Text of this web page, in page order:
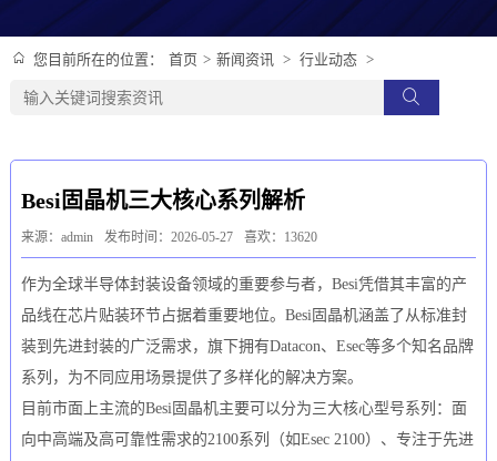
您目前所在的位置： 首页 > 新闻资讯 > 行业动态 >
Besi固晶机三大核心系列解析
来源：admin 发布时间：2026-05-27 喜欢：13620
作为全球半导体封装设备领域的重要参与者，Besi凭借其丰富的产
品线在芯片贴装环节占据着重要地位。Besi固晶机涵盖了从标准封
装到先进封装的广泛需求，旗下拥有Datacon、Esec等多个知名品牌
系列，为不同应用场景提供了多样化的解决方案。
目前市面上主流的Besi固晶机主要可以分为三大核心型号系列：面
向中高端及高可靠性需求的2100系列（如Esec 2100）、专注于先进